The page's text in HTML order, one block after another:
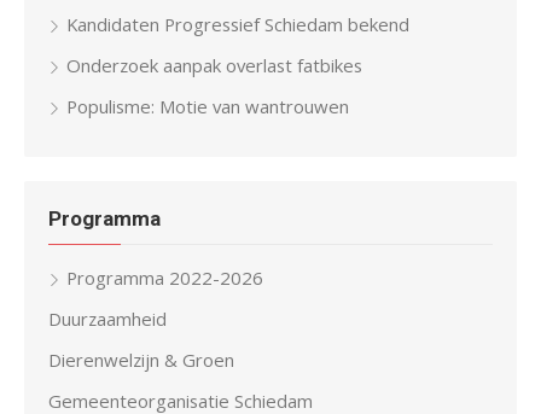
Kandidaten Progressief Schiedam bekend
Onderzoek aanpak overlast fatbikes
Populisme: Motie van wantrouwen
Programma
Programma 2022-2026
Duurzaamheid
Dierenwelzijn & Groen
Gemeenteorganisatie Schiedam